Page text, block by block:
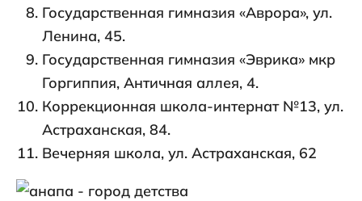
Государственная гимназия «Аврора», ул.
Ленина, 45.
Государственная гимназия «Эврика» мкр
Горгиппия, Античная аллея, 4.
Коррекционная школа-интернат №13, ул.
Астраханская, 84.
Вечерняя школа, ул. Астраханская, 62